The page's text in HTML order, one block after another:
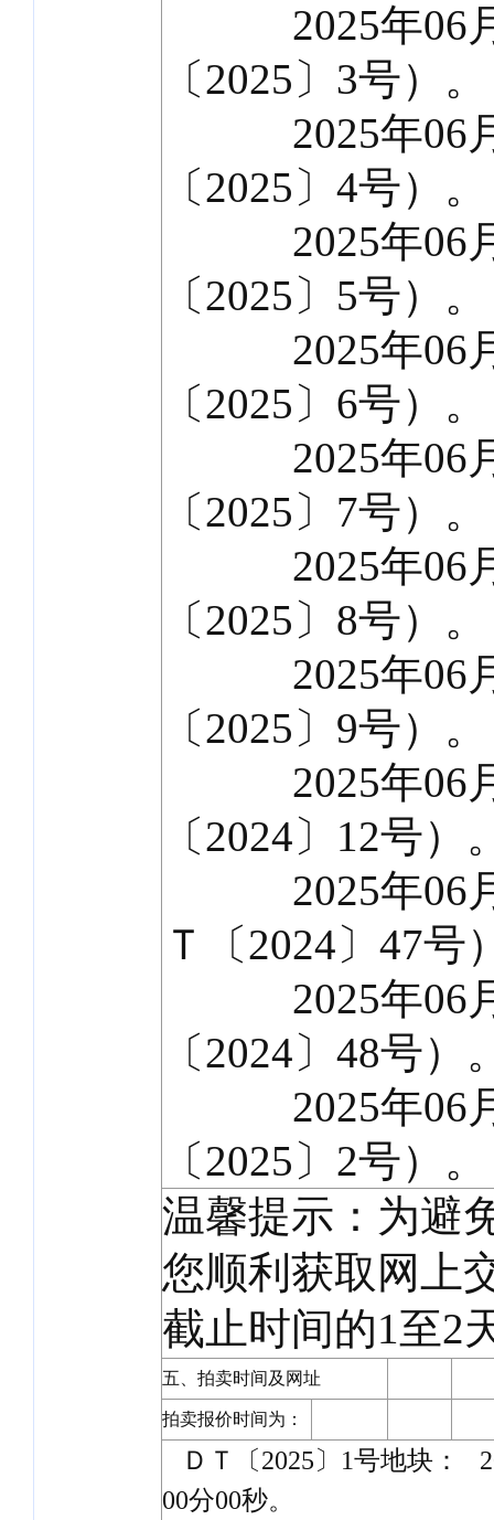
2025年06月
〔2025〕3号）。
2025年06月
〔2025〕4号）。
2025年06月
〔2025〕5号）。
2025年06月
〔2025〕6号）。
2025年06月
〔2025〕7号）。
2025年06月
〔2025〕8号）。
2025年06月
〔2025〕9号）。
2025年06月
〔2024〕12号）
2025年06月
Ｔ〔2024〕47号
2025年06月
〔2024〕48号）
2025年06月
〔2025〕2号）。
温馨提示：为避
您顺利获取网上
截止时间的1至2
五、拍卖时间及网址
拍卖报价时间为：
ＤＴ〔2025〕1号地块：
00分00秒。